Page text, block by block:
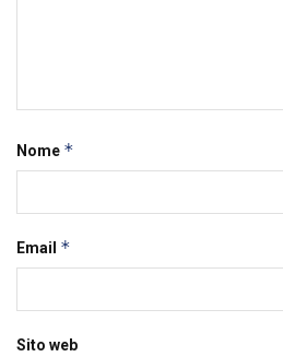
Nome *
Email *
Sito web